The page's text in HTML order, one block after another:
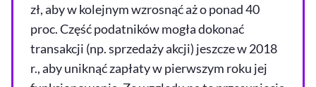
zł, aby w kolejnym wzrosnąć aż o ponad 40
proc. Część podatników mogła dokonać
transakcji (np. sprzedaży akcji) jeszcze w 2018
r., aby uniknąć zapłaty w pierwszym roku jej